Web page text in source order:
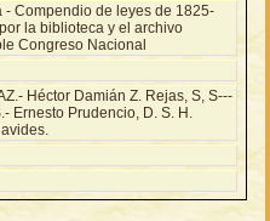
Compendio de leyes de 1825-
la biblioteca y el archivo
Congreso Nacional
Héctor Damián Z. Rejas, S, S---
Ernesto Prudencio, D. S. H.